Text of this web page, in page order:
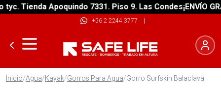
Tienda Apoquindo 7331. Piso 9. Las Condes¡ENVÍO
+56 2 2244 3777 |
Inicio/Agua/Kayak/Gorros Para Agua/Gorro Surfskin Balaclava